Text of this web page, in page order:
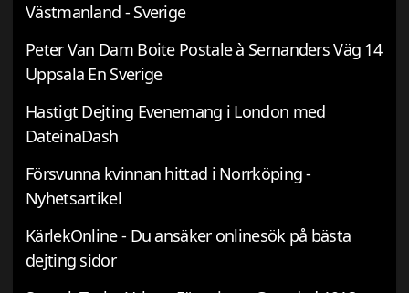
Västmanland - Sverige
Peter Van Dam Boite Postale à Sernanders Väg 14
Uppsala En Sverige
Hastigt Dejting Evenemang i London med
DateinaDash
Försvunna kvinnan hittad i Norrköping -
Nyhetsartikel
KärlekOnline - Du ansäker onlinesök på bästa
dejting sidor